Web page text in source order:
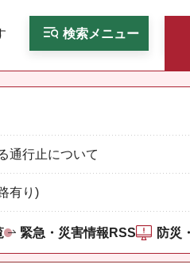
検索メニュー
通行止について
有り)
緊急・災害情報RSS 防災